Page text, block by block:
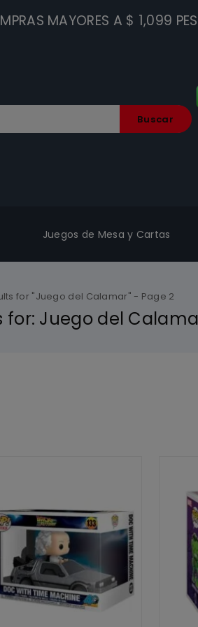
MAYORES A $ 1,099
Buscar
Juegos de Mesa y Cartas
for "Juego del Calamar" - Page 2
for: Juego del